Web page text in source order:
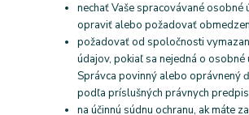
nechať Vaše spracovávané osobné
opraviť alebo požadovať
požadovať od spoločnosti
údajov, pokiaľ sa nejedná o osobné
Správca povinný alebo oprávnený
podľa príslušných právnych
na účinnú súdnu ochranu, ak máte